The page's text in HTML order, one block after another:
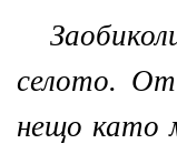
селото.
нещо като